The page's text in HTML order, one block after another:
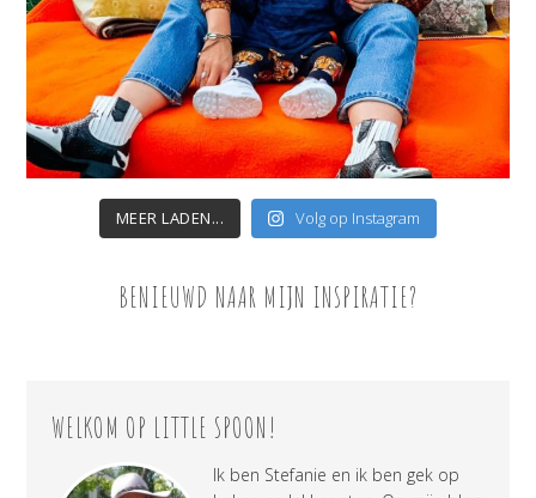
MEER LADEN... Volg op Instagram
BENIEUWD NAAR MIJN INSPIRATIE?
WELKOM OP LITTLE SPOON!
Ik ben Stefanie en ik ben gek op